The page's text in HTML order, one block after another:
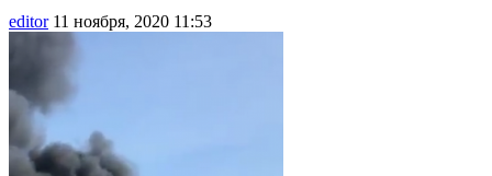
editor 11 ноября, 2020 11:53